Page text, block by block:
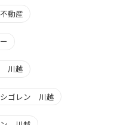
動産
川越
ゴレン 川越